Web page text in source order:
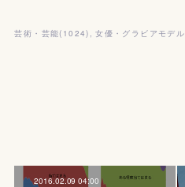
芸術・芸能( 1024) 女優・グラビアモデル
2016.02.09 04:00